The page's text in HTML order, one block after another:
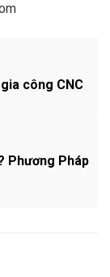
công CNC
Phương Pháp